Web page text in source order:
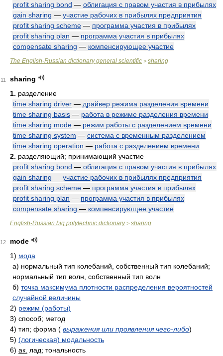
profit sharing bond — облигация с правом участия в прибылях
gain sharing — участие рабочих в прибылях предприятия
profit sharing scheme — программа участия в прибылях
profit sharing plan — программа участия в прибылях
compensate sharing — компенсирующее участие
The English-Russian dictionary general scientific > sharing
11
sharing
1. разделение
time sharing driver — драйвер режима разделения времени
time sharing basis — работа в режиме разделения времени
time sharing mode — режим работы с разделением времени
time sharing system — система с временным разделением
time sharing operation — работа с разделением времени
2. разделяющий; принимающий участие
profit sharing bond — облигация с правом участия в прибылях
gain sharing — участие рабочих в прибылях предприятия
profit sharing scheme — программа участия в прибылях
profit sharing plan — программа участия в прибылях
compensate sharing — компенсирующее участие
English-Russian big polytechnic dictionary> sharing
12
mode
1) мода
а) нормальный тип колебаний, собственный тип колебаний;
нормальный тип волн, собственный тип волн
б) точка максимума плотности распределения вероятностей
случайной величины
2) режим (работы)
3) способ; метод
4) тип; форма ( выражения или проявления чего-либо)
5) (логическая) модальность
6) ак. лад; тональность